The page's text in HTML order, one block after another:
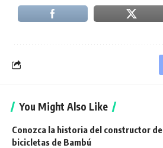
You Might Also Like
Conozca la historia del constructor de
bicicletas de Bambú